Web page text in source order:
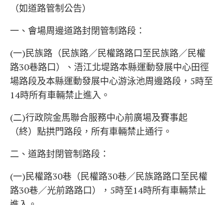
（如道路管制公告）
一、會場周邊道路封閉管制路段：
(一)民族路（民族路／民權路路口至民族路／民權
路30巷路口）、浯江北堤路本縣運動發展中心田徑
場路段及本縣運動發展中心游泳池周邊路段，5時至
14時所有車輛禁止進入。
(二)行政院金馬聯合服務中心前廣場及賽事起
（終）點拱門路段，所有車輛禁止通行。
二、道路封閉管制路段：
(一)民權路30巷（民權路30巷／民族路路口至民權
路30巷／光前路路口），5時至14時所有車輛禁止